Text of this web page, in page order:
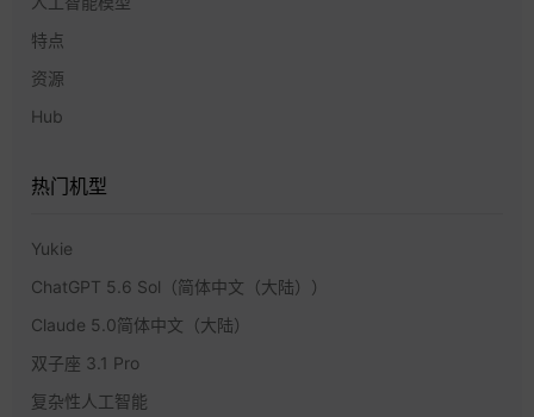
特点
资源
Hub
热门机型
Yukie
ChatGPT 5.6 Sol（简体中文（大陆））
Claude 5.0简体中文（大陆）
双子座 3.1 Pro
复杂性人工智能